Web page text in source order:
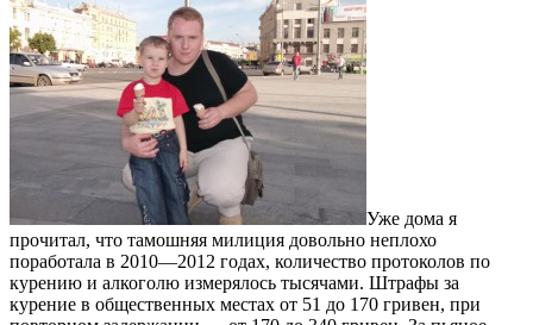
Уже дома я
прочитал, что тамошняя милиция довольно неплохо
поработала в 2010—2012 годах, количество протоколов по
курению и алкоголю измерялось тысячами. Штрафы за
курение в общественных местах от 51 до 170 гривен, при